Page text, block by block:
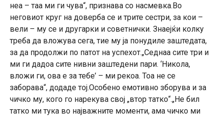
неа – таа ми ги чува“, признава со насмевка.Во
неговиот круг на доверба се и трите сестри, за кои –
вели – му се и другарки и советнички. Знаејќи колку
треба да вложува сега, тие му ја понудиле заштедата,
за да продолжи по патот на успехот.„Седнаа сите три и
ми ги дадоа сите нивни заштедени пари. ‘Никола,
вложи ги, ова е за тебе’ – ми рекоа. Тоа не се
заборава“, додаде тој.Особено емотивно зборува и за
чичко му, кого го нарекува свој „втор татко“.„Не бил
татко ми тука во најважните моменти, ама чичко ми